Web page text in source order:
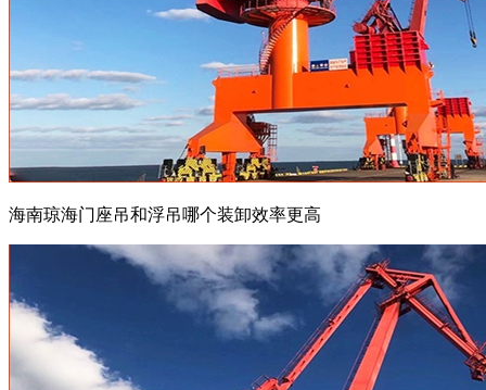
海南琼海门座吊和浮吊哪个装卸效率更高